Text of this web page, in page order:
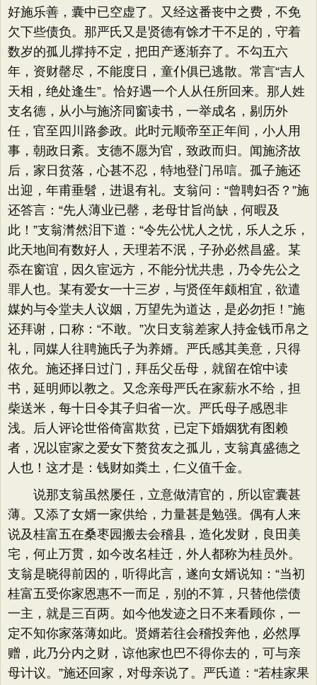
好施乐善，囊中已空虚了。又经这番丧中之费，不免
欠下些债负。那严氏又是贤德有馀才干不足的，守着
数岁的孤儿撑持不定，把田产逐渐弃了。不勾五六
年，资财罄尽，不能度日，童仆俱已逃散。常言“吉人
天相，绝处逢生”​。恰好遇一个人从任所回来。那人姓
支名德，从小与施济同窗读书，一举成名，剔历外
任，官至四川路参政。此时元顺帝至正年间，小人用
事，朝政日紊。支德不愿为官，致政而归。闻施济故
后，家日贫落，心甚不忍，特地登门吊唁。孤子施还
出迎，年甫垂髫，进退有礼。支翁问：​“曾聘妇否？​”施
还答言：​“先人薄业已罄，老母甘旨尚缺，何暇及
此！”支翁潸然泪下道：​“令先公忧人之忧，乐人之乐，
此天地间有数好人，天理若不泯，子孙必然昌盛。某
忝在窗谊，因久宦远方，不能分忧共患，乃令先公之
罪人也。某有爱女一十三岁，与贤侄年颇相宜，欲遣
媒妁与令堂夫人议姻，万望先为道达，是必勿拒！”施
还拜谢，口称：​“不敢。​”次日支翁差家人持金钱币帛之
礼，同媒人往聘施氏子为养婿。严氏感其美意，只得
依允。施还择日过门，拜岳父岳母，就留在馆中读
书，延明师以教之。又念亲母严氏在家薪水不给，担
柴送米，每十日令其子归省一次。严氏母子感恩非
浅。后人评论世俗倚富欺贫，已定下婚姻犹有图赖
者，况以宦家之爱女下赘贫友之孤儿，支翁真盛德之
人也！这才是：钱财如粪土，仁义值千金。
说那支翁虽然屡任，立意做清官的，所以宦囊甚
薄。又添了女婿一家供给，力量甚是勉强。偶有人来
说及桂富五在桑枣园搬去会稽县，造化发财，良田美
宅，何止万贯，如今改名桂迁，外人都称为桂员外。
支翁是晓得前因的，听得此言，遂向女婿说知：​“当初
桂富五受你家恩惠不一而足，别的不算，只替他偿债
一主，就是三百两。如今他发迹之日不来看顾你，一
定不知你家落薄如此。贤婿若往会稽投奔他，必然厚
赠，此乃分内之财，谅他家也巴不得你去的，可与亲
母计议。​”施还回家，对母亲说了。严氏道：​“若桂家果